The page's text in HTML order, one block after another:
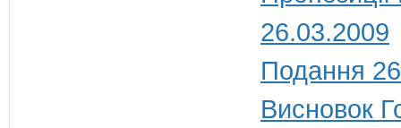
26.03.2009
Подання
Висновок